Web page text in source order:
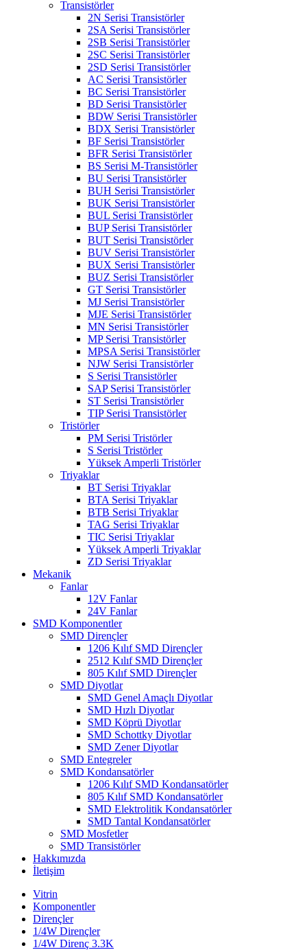
Transistörler
2N Serisi Transistörler
2SA Serisi Transistörler
2SB Serisi Transistörler
2SC Serisi Transistörler
2SD Serisi Transistörler
AC Serisi Transistörler
BC Serisi Transistörler
BD Serisi Transistörler
BDW Serisi Transistörler
BDX Serisi Transistörler
BF Serisi Transistörler
BFR Serisi Transistörler
BS Serisi M-Transistörler
BU Serisi Transistörler
BUH Serisi Transistörler
BUK Serisi Transistörler
BUL Serisi Transistörler
BUP Serisi Transistörler
BUT Serisi Transistörler
BUV Serisi Transistörler
BUX Serisi Transistörler
BUZ Serisi Transistörler
GT Serisi Transistörler
MJ Serisi Transistörler
MJE Serisi Transistörler
MN Serisi Transistörler
MP Serisi Transistörler
MPSA Serisi Transistörler
NJW Serisi Transistörler
S Serisi Transistörler
SAP Serisi Transistörler
ST Serisi Transistörler
TIP Serisi Transistörler
Tristörler
PM Serisi Tristörler
S Serisi Tristörler
Yüksek Amperli Tristörler
Triyaklar
BT Serisi Triyaklar
BTA Serisi Triyaklar
BTB Serisi Triyaklar
TAG Serisi Triyaklar
TIC Serisi Triyaklar
Yüksek Amperli Triyaklar
ZD Serisi Triyaklar
Mekanik
Fanlar
12V Fanlar
24V Fanlar
SMD Komponentler
SMD Dirençler
1206 Kılıf SMD Dirençler
2512 Kılıf SMD Dirençler
805 Kılıf SMD Dirençler
SMD Diyotlar
SMD Genel Amaçlı Diyotlar
SMD Hızlı Diyotlar
SMD Köprü Diyotlar
SMD Schottky Diyotlar
SMD Zener Diyotlar
SMD Entegreler
SMD Kondansatörler
1206 Kılıf SMD Kondansatörler
805 Kılıf SMD Kondansatörler
SMD Elektrolitik Kondansatörler
SMD Tantal Kondansatörler
SMD Mosfetler
SMD Transistörler
Hakkımızda
İletişim
Vitrin
Komponentler
Dirençler
1/4W Dirençler
1/4W Direnç 3.3K